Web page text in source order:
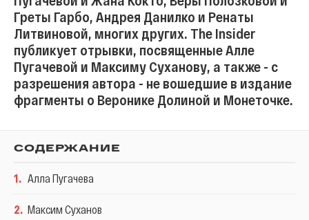
Греты Гарбо, Андрея Данилко и Ренаты
Литвиновой, многих других. The Insider
публикует отрывки, посвященные Алле
Пугачевой и Максиму Суханову, а также - с
разрешения автора - не вошедшие в издание
фрагменты о Веронике Долиной и Монеточке.
СОДЕРЖАНИЕ
1. Алла Пугачева
2. Максим Суханов